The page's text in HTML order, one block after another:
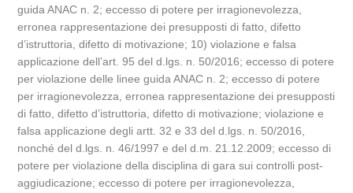
guida ANAC n. 2; eccesso di potere per irragionevolezza,
erronea rappresentazione dei presupposti di fatto, difetto
d’istruttoria, difetto di motivazione; 10) violazione e falsa
applicazione dell’art. 95 del d.lgs. n. 50/2016; eccesso di potere
per violazione delle linee guida ANAC n. 2; eccesso di potere
per irragionevolezza, erronea rappresentazione dei presupposti
di fatto, difetto d’istruttoria, difetto di motivazione; violazione e
falsa applicazione degli artt. 32 e 33 del d.lgs. n. 50/2016,
nonché del d.lgs. n. 46/1997 e del d.m. 21.12.2009; eccesso di
potere per violazione della disciplina di gara sui controlli post-
aggiudicazione; eccesso di potere per irragionevolezza,